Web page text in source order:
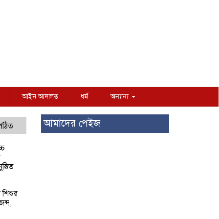
আইন আদালত ধর্ম অন্যান্য
শিশুর
আমাদের পেইজ